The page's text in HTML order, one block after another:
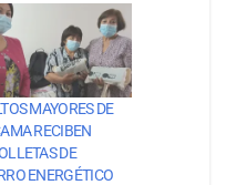
MAYORES DE
RECIBEN
DE
ENERGÉTICO